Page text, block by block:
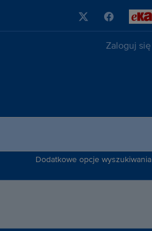
Zaloguj się
Dodatkowe opcje wyszukiwania